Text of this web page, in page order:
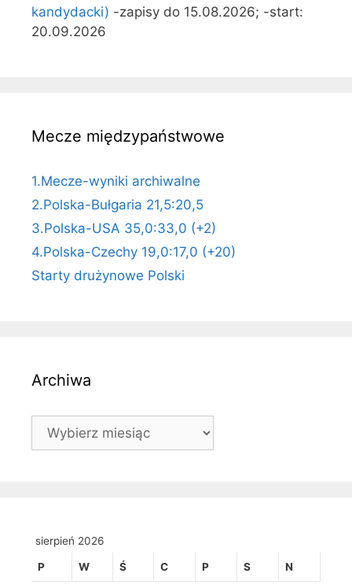
kandydacki) -zapisy do 15.08.2026; -start:
20.09.2026
Mecze międzypaństwowe
1.Mecze-wyniki archiwalne
2.Polska-Bułgaria 21,5:20,5
3.Polska-USA 35,0:33,0 (+2)
4.Polska-Czechy 19,0:17,0 (+20)
Starty drużynowe Polski
Archiwa
Archiwa
sierpień 2026
P W Ś C P S N